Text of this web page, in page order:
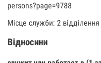
persons?page=9788
Місце служби: 2
Відносини